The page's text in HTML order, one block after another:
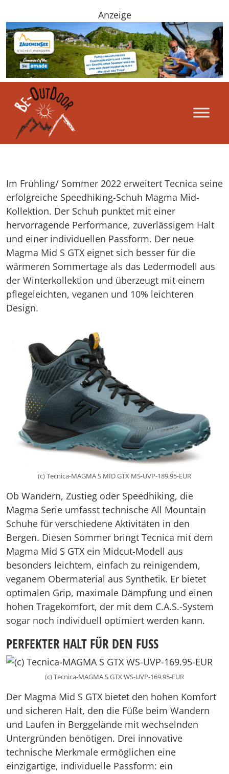
Anzeige
Im Frühling/ Sommer 2022 erweitert Tecnica seine
erfolgreiche Speedhiking-Schuh Magma Mid-
Kollektion. Der Schuh punktet mit einer
hervorragende Performance, zuverlässigem Halt
und einer individuellen Passform. Der neue
Magma Mid S GTX eignet sich besser für die
wärmeren Sommertage als das Ledermodell aus
der Winterkollektion und überzeugt mit einem
pflegeleichten, veganen und 10% leichteren
Design.
(c) Tecnica-MAGMA S MID GTX MS-UVP-189,95-EUR
Ob Wandern, Zustieg oder Speedhiking, die
Magma Serie umfasst technische All Mountain
Schuhe für verschiedene Aktivitäten in den
Bergen. Diesen Sommer bringt Tecnica mit dem
Magma Mid S GTX ein Midcut-Modell aus
besonders leichtem, einfach zu reinigendem,
veganem Obermaterial aus Synthetik. Er bietet
optimalen Grip, maximale Dämpfung und einen
hohen Tragekomfort, der mit dem C.A.S.-System
sogar noch individuell optimiert werden kann.
PERFEKTER HALT FÜR DEN FUSS
(c) Tecnica-MAGMA S GTX WS-UVP-169.95-EUR
Der Magma Mid S GTX bietet den hohen Komfort
und sicheren Halt, den die Füße beim Wandern
und Laufen in Berggelände mit wechselnden
Untergründen benötigen. Drei innovative
technische Merkmale ermöglichen eine
einzigartige, individuelle Passform: ein